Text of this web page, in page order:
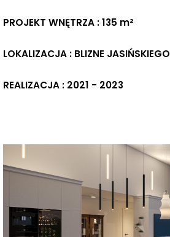
PROJEKT WNĘTRZA : 135 m²
LOKALIZACJA : BLIZNE JASIŃSKIEGO
REALIZACJA : 2021 - 2023